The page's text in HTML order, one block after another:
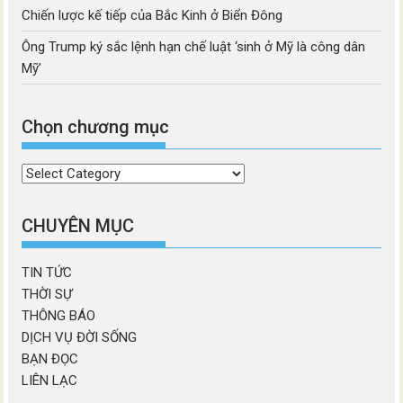
Chiến lược kế tiếp của Bắc Kinh ở Biển Đông
Ông Trump ký sắc lệnh hạn chế luật ‘sinh ở Mỹ là công dân
Mỹ’
Chọn chương mục
Chọn
mục
CHUYÊN MỤC
TIN TỨC
THỜI SỰ
THÔNG BÁO
DỊCH VỤ ĐỜI SỐNG
BẠN ĐỌC
LIÊN LẠC